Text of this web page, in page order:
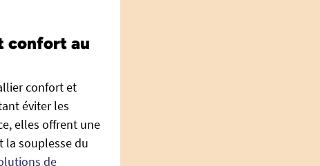
confort au
confort et
éviter les
elles offrent une
la souplesse du
de